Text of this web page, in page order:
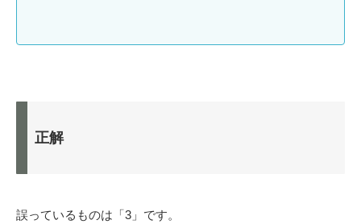
正解
誤っているものは「3」です。